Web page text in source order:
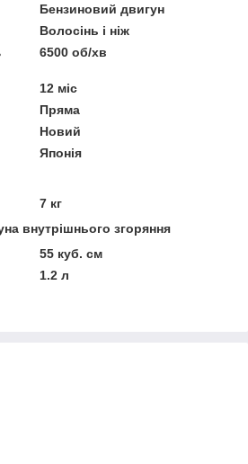
Бензиновий двигун
Волосінь і ніж
6500 об/хв
12 міс
Пряма
Новий
Японія
7 кг
внутрішнього згоряння
55 куб. см
1.2 л